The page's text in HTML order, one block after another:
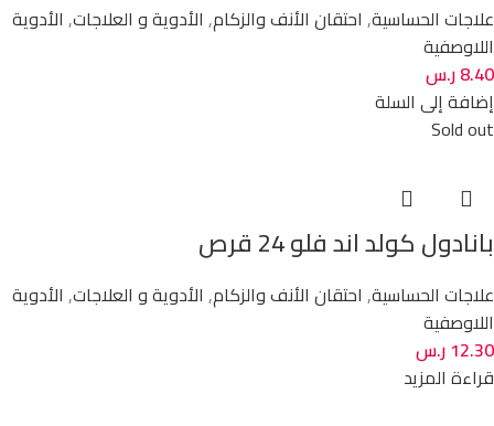
علاجات الحساسية, احتقان الأنف والزكام, الأدوية و العلاجات, الأدوية
اللاوصفية
8.40ر.س
إضافة إلى السلة
Sold out
بانادول كولد اند فلو 24 قرص
علاجات الحساسية, احتقان الأنف والزكام, الأدوية و العلاجات, الأدوية
اللاوصفية
12.30 ر.س
قراءة المزيد